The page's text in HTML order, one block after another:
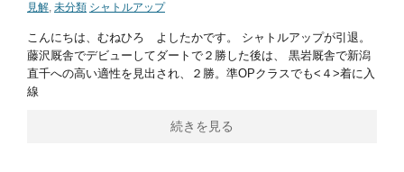
見解, 未分類 シャトルアップ
こんにちは、むねひろ よしたかです。 シャトルアップが引退。
藤沢厩舎でデビューしてダートで２勝した後は、 黒岩厩舎で新潟
直千への高い適性を見出され、２勝。準OPクラスでも<４>着に入
線
続きを見る